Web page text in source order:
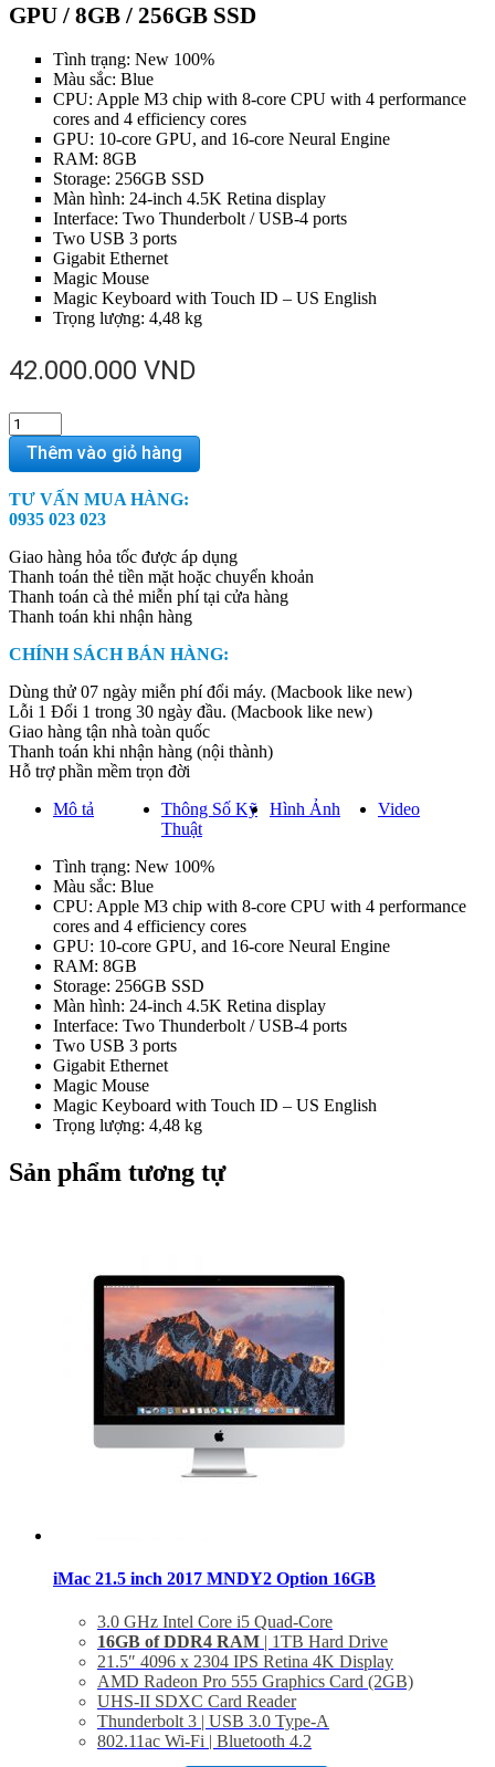
GPU / 8GB / 256GB SSD
Tình trạng: New 100%
Màu sắc: Blue
CPU: Apple M3 chip with 8‑core CPU with 4 performance
cores and 4 efficiency cores
GPU: 10‑core GPU, and 16‑core Neural Engine
RAM: 8GB
Storage: 256GB SSD
Màn hình: 24-inch 4.5K Retina display
Interface: Two Thunderbolt / USB-4 ports
Two USB 3 ports
Gigabit Ethernet
Magic Mouse
Magic Keyboard with Touch ID – US English
Trọng lượng: 4,48 kg
42.000.000 VND
iMac
M3
2023
inch
4.5K
Blue
/
8
CPU
10
/
8GB
/
256GB
SSD
quantity
Thêm vào giỏ hàng
TƯ VẤN MUA HÀNG:
0935 023 023
Giao hàng hỏa tốc được áp dụng
Thanh toán thẻ tiền mặt hoặc chuyển khoản
Thanh toán cà thẻ miễn phí tại cửa hàng
Thanh toán khi nhận hàng
CHÍNH SÁCH BÁN HÀNG:
Dùng thử 07 ngày miễn phí đổi máy. (Macbook like new)
Lỗi 1 Đổi 1 trong 30 ngày đầu. (Macbook like new)
Giao hàng tận nhà toàn quốc
Thanh toán khi nhận hàng (nội thành)
Hỗ trợ phần mềm trọn đời
Mô tả
Thông Số Kỹ
Thuật
Hình Ảnh Video
Tình trạng: New 100%
Màu sắc: Blue
CPU: Apple M3 chip with 8‑core CPU with 4 performance
cores and 4 efficiency cores
GPU: 10‑core GPU, and 16‑core Neural Engine
RAM: 8GB
Storage: 256GB SSD
Màn hình: 24-inch 4.5K Retina display
Interface: Two Thunderbolt / USB-4 ports
Two USB 3 ports
Gigabit Ethernet
Magic Mouse
Magic Keyboard with Touch ID – US English
Trọng lượng: 4,48 kg
Sản phẩm tương tự
iMac 21.5 inch 2017 MNDY2 Option 16GB
3.0 GHz Intel Core i5 Quad-Core
16GB of DDR4 RAM | 1TB Hard Drive
21.5″ 4096 x 2304 IPS Retina 4K Display
AMD Radeon Pro 555 Graphics Card (2GB)
UHS-II SDXC Card Reader
Thunderbolt 3 | USB 3.0 Type-A
802.11ac Wi-Fi | Bluetooth 4.2